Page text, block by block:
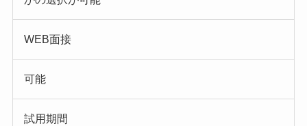
WEB面接
可能
試用期間